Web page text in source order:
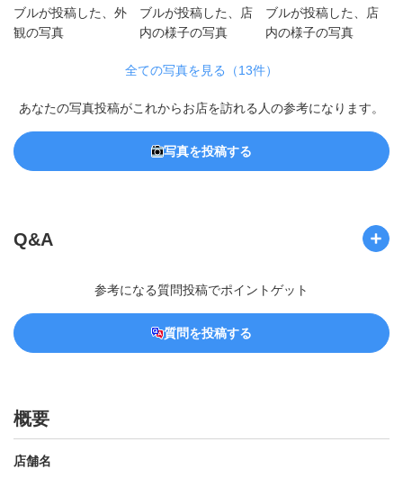
全ての写真を見る（13件）
あなたの写真投稿がこれからお店を訪れる人の参考になります。
写真を投稿する
Q&A
参考になる質問投稿でポイントゲット
質問を投稿する
概要
店舗名